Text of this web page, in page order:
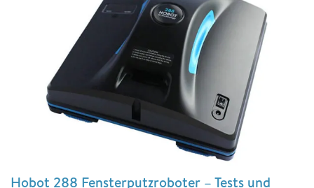
Hobot 288 Fensterputzroboter – Tests und